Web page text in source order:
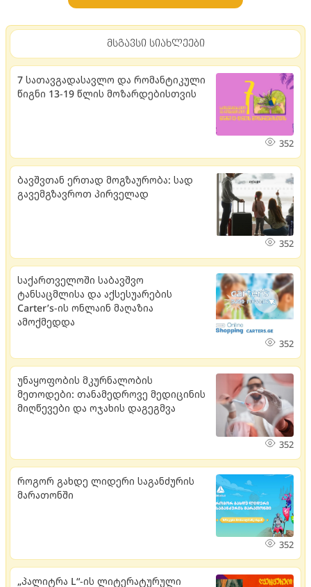
მსგავსი სიახლეები
7 სათავგადასავლო და რომანტიკული
წიგნი 13-19 წლის მოზარდებისთვის
352
ბავშვთან ერთად მოგზაურობა: სად
გავემგზავროთ პირველად
352
საქართველოში საბავშვო
ტანსაცმლისა და აქსესუარების
Carter’s-ის ონლაინ მაღაზია
ამოქმედდა
352
უნაყოფობის მკურნალობის
მეთოდები: თანამედროვე მედიცინის
მიღწევები და ოჯახის დაგეგმვა
352
როგორ გახდე ლიდერი საგანძურის
მარათონში
352
„პალიტრა L“-ის ლიტერატურული